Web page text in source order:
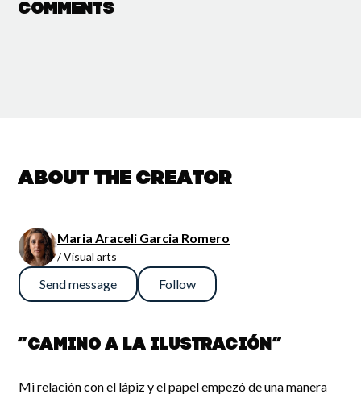
Comments
About the creator
Maria Araceli Garcia Romero
/ Visual arts
Send message Follow
“Camino a la ilustración”
Mi relación con el lápiz y el papel empezó de una manera